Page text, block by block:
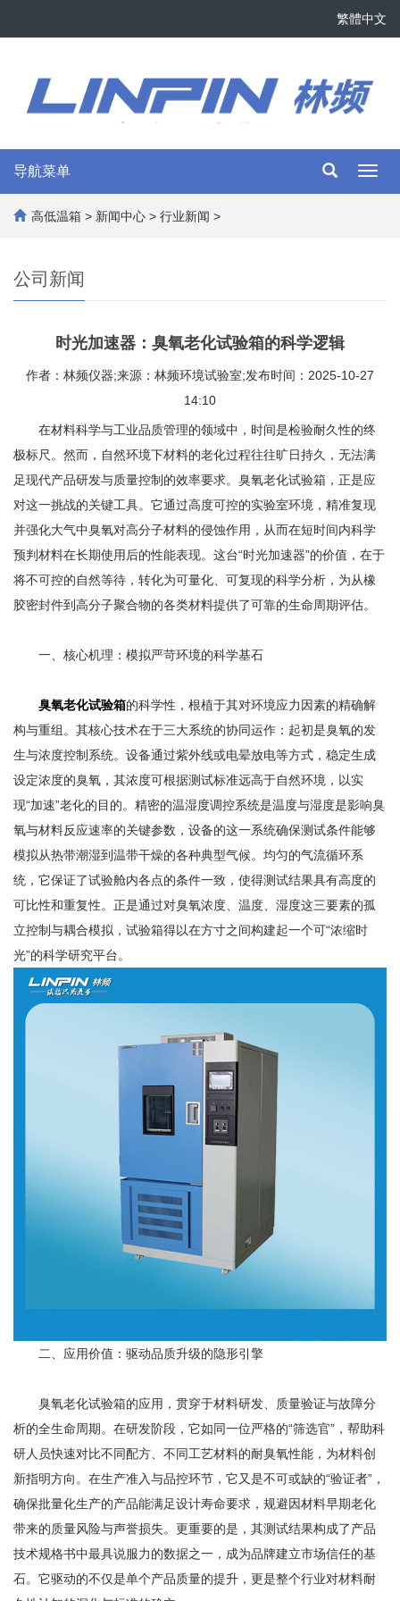
繁體中文
导航菜单
高低温箱 > 新闻中心 > 行业新闻 >
公司新闻
时光加速器：臭氧老化试验箱的科学逻辑
作者：林频仪器;来源：林频环境试验室;发布时间：2025-10-27
14:10
在材料科学与工业品质管理的领域中，时间是检验耐久性的终
极标尺。然而，自然环境下材料的老化过程往往旷日持久，无法满
足现代产品研发与质量控制的效率要求。臭氧老化试验箱，正是应
对这一挑战的关键工具。它通过高度可控的实验室环境，精准复现
并强化大气中臭氧对高分子材料的侵蚀作用，从而在短时间内科学
预判材料在长期使用后的性能表现。这台“时光加速器”的价值，在于
将不可控的自然等待，转化为可量化、可复现的科学分析，为从橡
胶密封件到高分子聚合物的各类材料提供了可靠的生命周期评估。
一、核心机理：模拟严苛环境的科学基石
臭氧老化试验箱的科学性，根植于其对环境应力因素的精确解
构与重组。其核心技术在于三大系统的协同运作：起初是臭氧的发
生与浓度控制系统。设备通过紫外线或电晕放电等方式，稳定生成
设定浓度的臭氧，其浓度可根据测试标准远高于自然环境，以实
现“加速”老化的目的。精密的温湿度调控系统是温度与湿度是影响臭
氧与材料反应速率的关键参数，设备的这一系统确保测试条件能够
模拟从热带潮湿到温带干燥的各种典型气候。均匀的气流循环系
统，它保证了试验舱内各点的条件一致，使得测试结果具有高度的
可比性和重复性。正是通过对臭氧浓度、温度、湿度这三要素的孤
立控制与耦合模拟，试验箱得以在方寸之间构建起一个可“浓缩时
光”的科学研究平台。
二、应用价值：驱动品质升级的隐形引擎
臭氧老化试验箱的应用，贯穿于材料研发、质量验证与故障分
析的全生命周期。在研发阶段，它如同一位严格的“筛选官”，帮助科
研人员快速对比不同配方、不同工艺材料的耐臭氧性能，为材料创
新指明方向。在生产准入与品控环节，它又是不可或缺的“验证者”，
确保批量化生产的产品能满足设计寿命要求，规避因材料早期老化
带来的质量风险与声誉损失。更重要的是，其测试结果构成了产品
技术规格书中最具说服力的数据之一，成为品牌建立市场信任的基
石。它驱动的不仅是单个产品质量的提升，更是整个行业对材料耐